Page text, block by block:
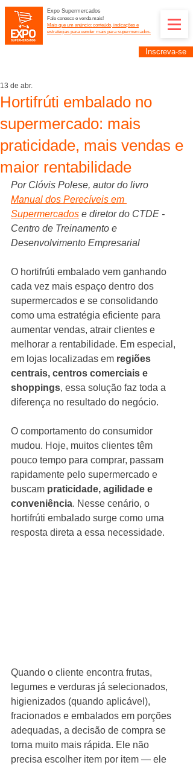
Expo Supermercados
Fale conosco e venda mais!
Mais que um anúncio: conteúdo, indicações e
estratégias para vender mais para supermercados.
Inscreva-se
Hortifrúti embalado no
supermercado: mais
praticidade, mais vendas e
maior rentabilidade
13 de abr.
Por Clóvis Polese, autor do livro
Manual dos Perecíveis em
Supermercados e diretor do CTDE -
Centro de Treinamento e
Desenvolvimento Empresarial
O hortifrúti embalado vem ganhando
cada vez mais espaço dentro dos
supermercados e se consolidando
como uma estratégia eficiente para
aumentar vendas, atrair clientes e
melhorar a rentabilidade. Em especial,
em lojas localizadas em regiões
centrais, centros comerciais e
shoppings, essa solução faz toda a
diferença no resultado do negócio.
O comportamento do consumidor
mudou. Hoje, muitos clientes têm
pouco tempo para comprar, passam
rapidamente pelo supermercado e
buscam praticidade, agilidade e
conveniência. Nesse cenário, o
hortifrúti embalado surge como uma
resposta direta a essa necessidade.
Quando o cliente encontra frutas,
legumes e verduras já selecionados,
higienizados (quando aplicável),
fracionados e embalados em porções
adequadas, a decisão de compra se
torna muito mais rápida. Ele não
precisa escolher item por item — ele